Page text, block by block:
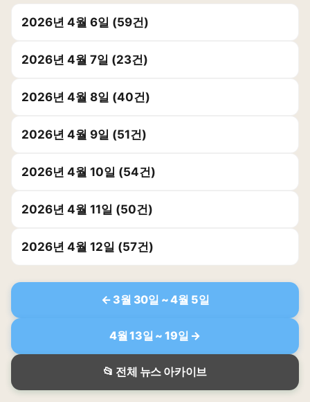
2026년 4월 6일 (59건)
2026년 4월 7일 (23건)
2026년 4월 8일 (40건)
2026년 4월 9일 (51건)
2026년 4월 10일 (54건)
2026년 4월 11일 (50건)
2026년 4월 12일 (57건)
← 3월 30일 ~ 4월 5일
4월 13일 ~ 19일 →
📂 전체 뉴스 아카이브